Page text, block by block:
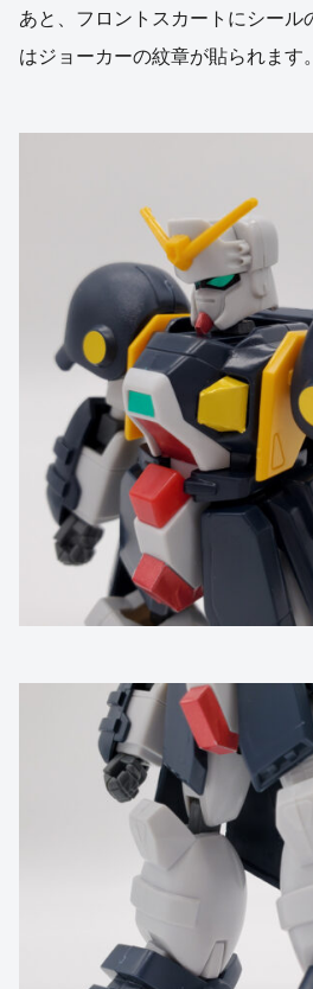
あと、フロントスカートにシール
はジョーカーの紋章が貼られます。